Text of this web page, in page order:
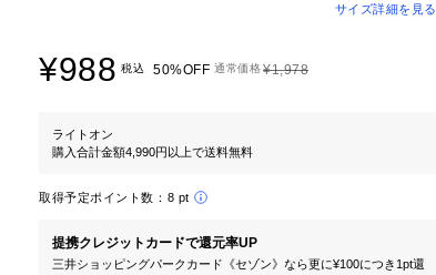
サイズ詳細を見る
¥988 税込 50%OFF 通常価格¥1,978
ライトオン
購入合計金額4,990円以上で送料無料
取得予定ポイント数： 8 pt
提携クレジットカードで還元率UP
三井ショッピングパークカード《セゾン》なら更に¥100につき1pt還